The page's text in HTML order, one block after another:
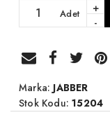
Adet
+
-
Marka:JABBER
Stok Kodu:15204